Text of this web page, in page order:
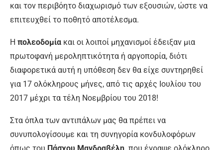
και τον περιβόητο διαχωρισμό των εξουσιών, ώστε να
επιτευχθεί το ποθητό αποτέλεσμα.
Η πολεοδομία και οι λοιποί μηχανισμοί έδειξαν μια
πρωτοφανή μεροληπτικότητα ή αργοπορία, διότι
διαφορετικά αυτή η υπόθεση δεν θα είχε συντηρηθεί
για 17 ολόκληρους μήνες, από τις αρχές Ιουλίου του
2017 μέχρι τα τέλη Νοεμβρίου του 2018!
Στα όπλα των αντιπάλων μας θα πρέπει να
συνυπολογίσουμε και τη συνηγορία κονδυλοφόρων
όπως του Πάσχου Μανδραβέλη, που έγραψε ολόκληρο